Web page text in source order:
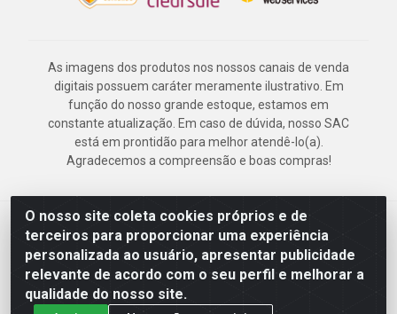
O nosso site coleta cookies próprios e de
terceiros para proporcionar uma experiência
personalizada ao usuário, apresentar publicidade
relevante de acordo com o seu perfil e melhorar a
qualidade do nosso site.
As imagens dos produtos nos nossos canais de venda
digitais possuem caráter meramente ilustrativo. Em
função do nosso grande estoque, estamos em
constante atualização. Em caso de dúvida, nosso SAC
está em prontidão para melhor atendê-lo(a).
Agradecemos a compreensão e boas compras!
Deskontão Atacado - Av. Marechal Mascarenhas de Morais, 2471 -
Imbiribeira - Recife/PE - CEP 51.150-001 - CNPJ 24.150.377/0003-
57